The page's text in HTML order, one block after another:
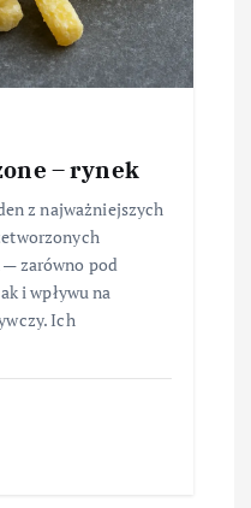
– rynek
z najważniejszych
zarówno pod
i wpływu na
Ich